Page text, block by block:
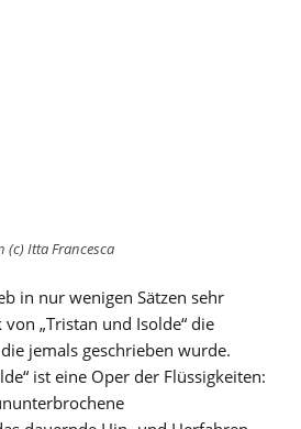
(c) Itta Francesca
in nur wenigen Sätzen sehr
„Tristan und Isolde“ die
jemals geschrieben wurde.
ist eine Oper der Flüssigkeiten: